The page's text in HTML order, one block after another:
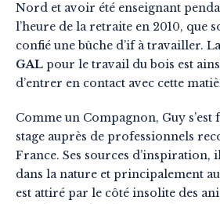
Nord et avoir été enseignant
l’heure de la retraite en 2010, que
confié une bûche d’if à travailler.
GAL pour le travail du bois est
d’entrer en contact avec cette
Comme un Compagnon, Guy s’est
stage auprès de professionnels
France. Ses sources d’inspiration,
dans la nature et principalement
est attiré par le côté insolite des